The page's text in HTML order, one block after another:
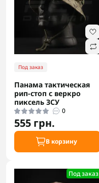
Под заказ
Панама тактическая
рип-стоп с веркро
пиксель ЗСУ
0
555 грн.
В корзину
Под заказ